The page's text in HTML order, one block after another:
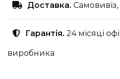
Доставка.
Гарантія. 24 місяці
виробника